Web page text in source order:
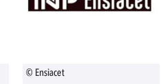
© Ensiacet